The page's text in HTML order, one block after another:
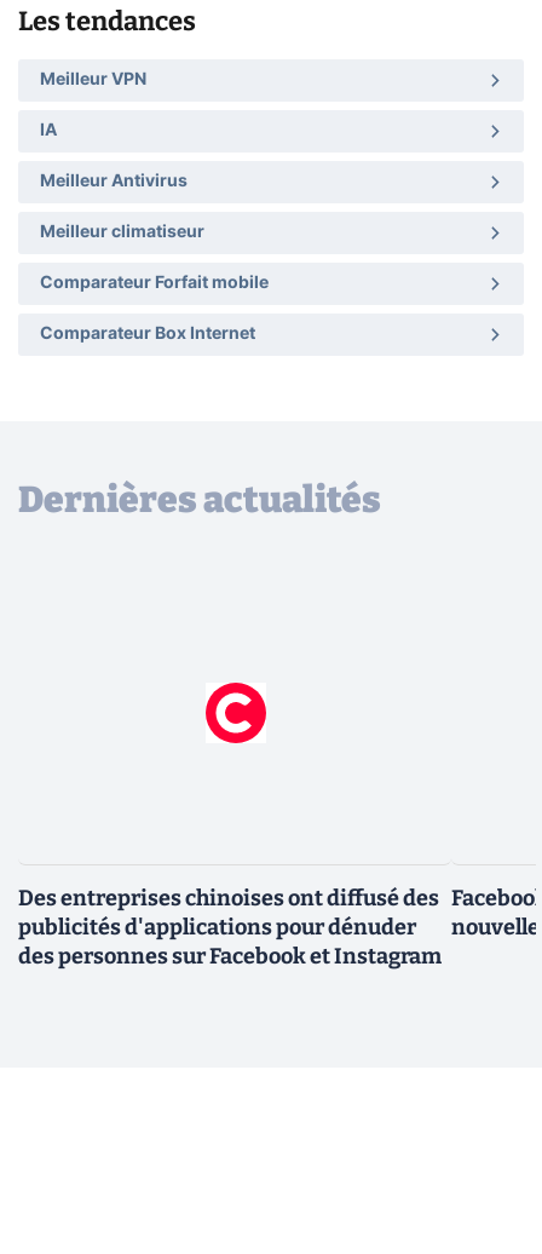
Les tendances
Meilleur VPN
IA
Meilleur Antivirus
Meilleur climatiseur
Comparateur Forfait mobile
Comparateur Box Internet
Dernières actualités
Des entreprises chinoises ont diffusé des
publicités d'applications pour dénuder
des personnes sur Facebook et Instagram